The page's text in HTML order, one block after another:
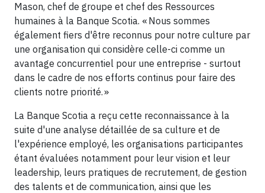
Mason, chef de groupe et chef des Ressources
humaines à la Banque Scotia. « Nous sommes
également fiers d'être reconnus pour notre culture par
une organisation qui considère celle-ci comme un
avantage concurrentiel pour une entreprise - surtout
dans le cadre de nos efforts continus pour faire des
clients notre priorité. »
La Banque Scotia a reçu cette reconnaissance à la
suite d'une analyse détaillée de sa culture et de
l'expérience employé, les organisations participantes
étant évaluées notamment pour leur vision et leur
leadership, leurs pratiques de recrutement, de gestion
des talents et de communication, ainsi que les